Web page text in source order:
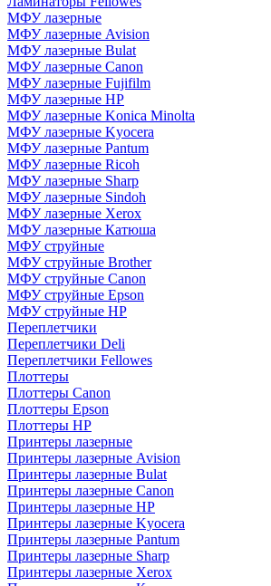
МФУ лазерные
МФУ лазерные Avision
МФУ лазерные Bulat
МФУ лазерные Canon
МФУ лазерные Fujifilm
МФУ лазерные HP
МФУ лазерные Konica Minolta
МФУ лазерные Kyocera
МФУ лазерные Pantum
МФУ лазерные Ricoh
МФУ лазерные Sharp
МФУ лазерные Sindoh
МФУ лазерные Xerox
МФУ лазерные Катюша
МФУ струйные
МФУ струйные Brother
МФУ струйные Canon
МФУ струйные Epson
МФУ струйные HP
Переплетчики
Переплетчики Deli
Переплетчики Fellowes
Плоттеры
Плоттеры Canon
Плоттеры Epson
Плоттеры HP
Принтеры лазерные
Принтеры лазерные Avision
Принтеры лазерные Bulat
Принтеры лазерные Canon
Принтеры лазерные HP
Принтеры лазерные Kyocera
Принтеры лазерные Pantum
Принтеры лазерные Sharp
Принтеры лазерные Xerox